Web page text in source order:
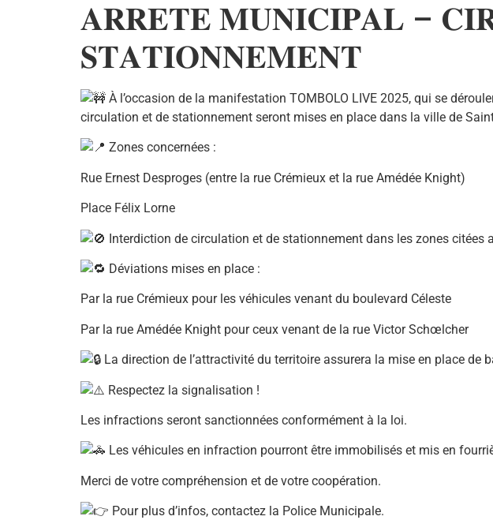
𝐀𝐑𝐑𝐄𝐓𝐄 𝐌𝐔𝐍𝐈𝐂𝐈𝐏𝐀𝐋 –
𝐒𝐓𝐀𝐓𝐈𝐎𝐍𝐍𝐄𝐌𝐄𝐍𝐓
À l’occasion de la manifestation TOMBOLO LIVE 2025, qui se
circulation et de stationnement seront mises en place dans la ville de
Zones concernées :
Rue Ernest Desproges (entre la rue Crémieux et la rue Amédée Knight)
Place Félix Lorne
Interdiction de circulation et de stationnement dans les zones citées
Déviations mises en place :
Par la rue Crémieux pour les véhicules venant du boulevard Céleste
Par la rue Amédée Knight pour ceux venant de la rue Victor Schœlcher
La direction de l’attractivité du territoire assurera la mise en place de
Respectez la signalisation !
Les infractions seront sanctionnées conformément à la loi.
Les véhicules en infraction pourront être immobilisés et mis en
Merci de votre compréhension et de votre coopération.
Pour plus d’infos, contactez la Police Municipale.